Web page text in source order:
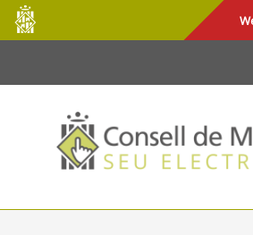
Salta al contingut principal
Consell
de
Mallorca